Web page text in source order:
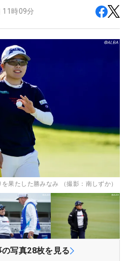
11時09分
果たした勝みなみ （撮影：南しずか）
の写真28枚を見る